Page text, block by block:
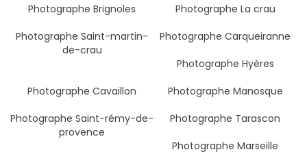
Photographe Brignoles
Photographe La crau
Photographe Saint-martin-
de-crau
Photographe Carqueiranne
Photographe Hyères
Photographe Cavaillon
Photographe Manosque
Photographe Saint-rémy-de-
provence
Photographe Tarascon
Photographe Marseille